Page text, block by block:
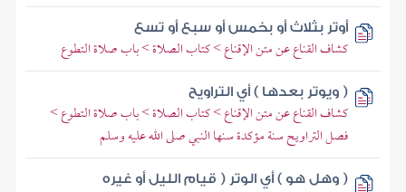
أوتر بثلاث أو بخمس أو سبع أو تسع
كشاف القناع عن متن الإقناع > كتاب الصلاة > باب صلاة التطوع
( ويوتر بعدها ) أي التراويح
كشاف القناع عن متن الإقناع > كتاب الصلاة > باب صلاة التطوع >
فصل التراويح سنة مؤكدة سنها النبي صلى الله عليه وسلم
( وهل هو ) أي الوتر ( قيام الليل أو غيره